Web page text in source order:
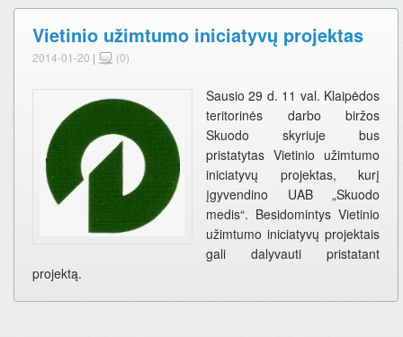
Vietinio užimtumo iniciatyvų projektas
2014-01-20 | (0)
Sausio 29 d. 11 val. Klaipėdos
teritorinės darbo biržos
Skuodo skyriuje bus
pristatytas Vietinio užimtumo
iniciatyvų projektas, kurį
įgyvendino UAB „Skuodo
medis“. Besidomintys Vietinio
užimtumo iniciatyvų projektais
gali dalyvauti pristatant
projektą.